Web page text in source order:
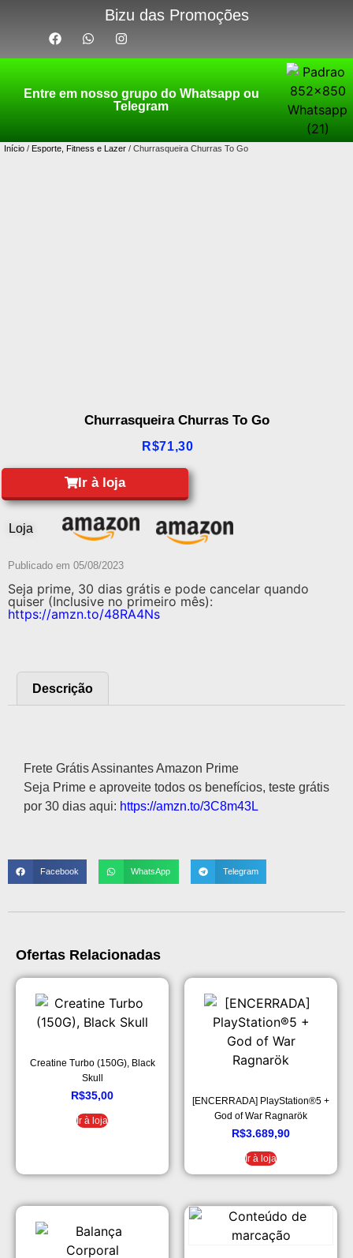
Bizu das Promoções
Entre em nosso grupo do Whatsapp ou
Telegram
Início / Esporte, Fitness e Lazer / Churrasqueira Churras To Go
Churrasqueira Churras To Go
R$71,30
Ir à loja
Loja
Publicado em 05/08/2023
Seja prime, 30 dias grátis e pode cancelar quando
quiser (Inclusive no primeiro mês):
https://amzn.to/48RA4Ns
Descrição
Frete Grátis Assinantes Amazon Prime
Seja Prime e aproveite todos os benefícios, teste grátis
por 30 dias aqui: https://amzn.to/3C8m43L
Facebook WhatsApp Telegram
Ofertas Relacionadas
Creatine Turbo (150G), Black
Skull
R$35,00
Ir à loja
[ENCERRADA] PlayStation®5 +
God of War Ragnarök
R$3.689,90
Ir à loja